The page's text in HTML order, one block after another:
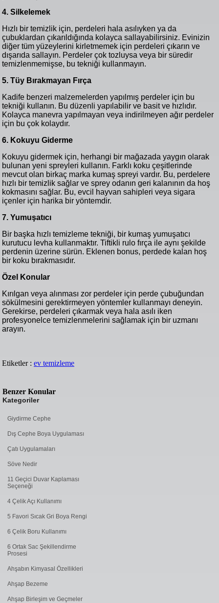
4. Silkelemek
Hızlı bir temizlik için, perdeleri hala asılıyken ya da
çubuklardan çıkarıldığında kolayca sallayabilirsiniz. Evinizin
diğer tüm yüzeylerini kirletmemek için perdeleri çıkarın ve
dışarıda sallayın. Perdeler çok tozluysa veya bir süredir
temizlenmemişse, bu tekniği kullanmayın.
5. Tüy Bırakmayan Fırça
Kadife benzeri malzemelerden yapılmış perdeler için bu
tekniği kullanın. Bu düzenli yapılabilir ve basit ve hızlıdır.
Kolayca manevra yapılmayan veya indirilmeyen ağır perdeler
için bu çok kolaydır.
6. Kokuyu Giderme
Kokuyu gidermek için, herhangi bir mağazada yaygın olarak
bulunan yeni spreyleri kullanın. Farklı koku çeşitlerinde
mevcut olan birkaç marka kumaş spreyi vardır. Bu, perdelere
hızlı bir temizlik sağlar ve sprey odanın geri kalanının da hoş
kokmasını sağlar. Bu, evcil hayvan sahipleri veya sigara
içenler için harika bir yöntemdir.
7. Yumuşatıcı
Bir başka hızlı temizleme tekniği, bir kumaş yumuşatıcı
kurutucu levha kullanmaktır. Tiftikli rulo fırça ile aynı şekilde
perdenin üzerine sürün. Eklenen bonus, perdede kalan hoş
bir koku bırakmasıdır.
Özel Konular
Kırılgan veya alınması zor perdeler için perde çubuğundan
sökülmesini gerektirmeyen yöntemler kullanmayı deneyin.
Gerekirse, perdeleri çıkarmak veya hala asılı iken
profesyonelce temizlenmelerini sağlamak için bir uzmanı
arayın.
Etiketler : ev temizleme
Benzer Konular
Kategoriler
Giydirme Cephe
Dış Cephe Boya Uygulaması
Çatı Uygulamaları
Söve Nedir
11 Geçici Duvar Kaplaması
Seçeneği
4 Çelik Açı Kullanımı
5 Favori Sıcak Gri Boya Rengi
6 Çelik Boru Kullanımı
6 Ortak Sac Şekillendirme
Prosesi
Ahşabın Kimyasal Özellikleri
Ahşap Bezeme
Ahşap Birleşim ve Geçmeler